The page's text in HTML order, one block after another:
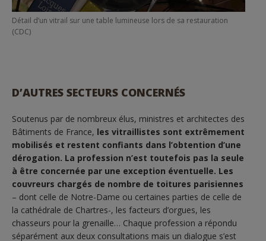
Détail d’un vitrail sur une table lumineuse lors de sa restauration
(CDC)
D’AUTRES SECTEURS CONCERNÉS
Soutenus par de nombreux élus, ministres et architectes des
Bâtiments de France, les vitraillistes sont extrêmement
mobilisés et restent confiants dans l’obtention d’une
dérogation. La profession n’est toutefois pas la seule
à être concernée par une exception éventuelle. Les
couvreurs chargés de nombre de toitures parisiennes
– dont celle de Notre-Dame ou certaines parties de celle de
la cathédrale de Chartres-, les facteurs d’orgues, les
chasseurs pour la grenaille… Chaque profession a répondu
séparément aux deux consultations mais un dialogue s’est